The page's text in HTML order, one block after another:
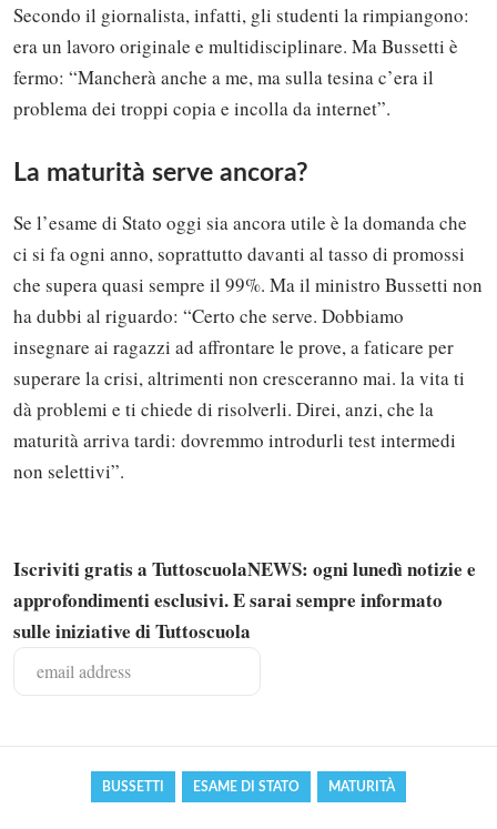
Secondo il giornalista, infatti, gli studenti la rimpiangono:
era un lavoro originale e multidisciplinare. Ma Bussetti è
fermo: “Mancherà anche a me, ma sulla tesina c’era il
problema dei troppi copia e incolla da internet”.
La maturità serve ancora?
Se l’esame di Stato oggi sia ancora utile è la domanda che
ci si fa ogni anno, soprattutto davanti al tasso di promossi
che supera quasi sempre il 99%. Ma il ministro Bussetti non
ha dubbi al riguardo: “Certo che serve. Dobbiamo
insegnare ai ragazzi ad affrontare le prove, a faticare per
superare la crisi, altrimenti non cresceranno mai. la vita ti
dà problemi e ti chiede di risolverli. Direi, anzi, che la
maturità arriva tardi: dovremmo introdurli test intermedi
non selettivi”.
Iscriviti gratis a TuttoscuolaNEWS: ogni lunedì notizie e
approfondimenti esclusivi. E sarai sempre informato
sulle iniziative di Tuttoscuola
BUSSETTI ESAME DI STATO MATURITÀ
Solo gli utenti registrati possono
commentare!